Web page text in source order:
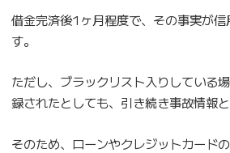
借金完済後1ヶ月程度で、その事実が
す。
ただし、ブラックリスト入りしている
録されたとしても、引き続き事故情報
そのため、ローンやクレジットカード